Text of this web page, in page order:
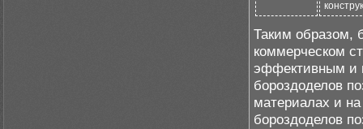
Таким образом,
коммерческом
эффективным и
бороздоделов
материалах и
бороздоделов